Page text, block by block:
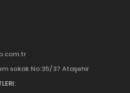
sokak No:35/37 Ataşehir